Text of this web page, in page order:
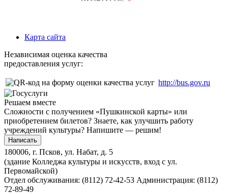
Карта сайта
Независимая оценка качества
предоставления услуг:
http://bus.gov.ru
Решаем вместе
Сложности с получением «Пушкинской карты» или
приобретением билетов? Знаете, как улучшить работу
учреждений культуры? Напишите — решим!
Написать
180006, г. Псков, ул. Набат, д. 5
(здание Колледжа культуры и искусств, вход с ул.
Первомайской)
Отдел обслуживания: (8112) 72-42-53 Администрация: (8112)
72-89-49